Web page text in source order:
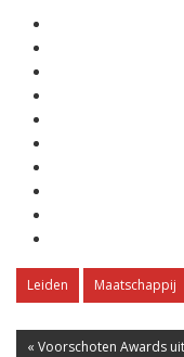
Leiden Maatschappij
« Voorschoten Awards